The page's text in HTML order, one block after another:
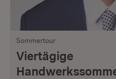
Sommertour
Viertägige